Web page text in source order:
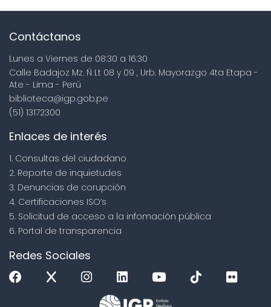
Contáctanos
Lunes a Viernes de 08:30 a 16:30
Calle Badajoz Mz. Ñ Lt 08 y 09 , Urb. Mayorazgo 4ta Etapa -
Ate - Lima - Perú
biblioteca@igp.gob.pe
(51) 13172300
Enlaces de interés
1. Consultas del ciudadano
2. Reporte de inquietudes
3. Denuncias de corupción
4. Certificaciones ISO’s
5. Solicitud de acceso a la infomación pública
6. Portal de transparencia
Redes Sociales